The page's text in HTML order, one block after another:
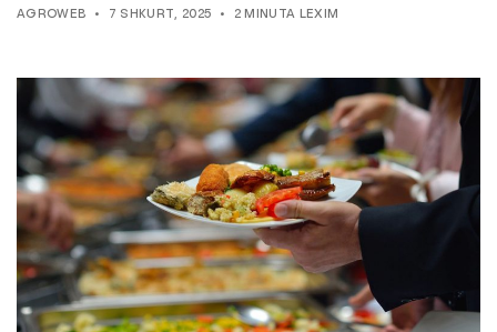
AGROWEB 7 SHKURT, 2025 2 MINUTA LEXIM